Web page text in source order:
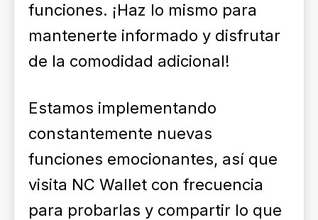
funciones. ¡Haz lo mismo para
mantenerte informado y disfrutar
de la comodidad adicional!
Estamos implementando
constantemente nuevas
funciones emocionantes, así que
visita NC Wallet con frecuencia
para probarlas y compartir lo que